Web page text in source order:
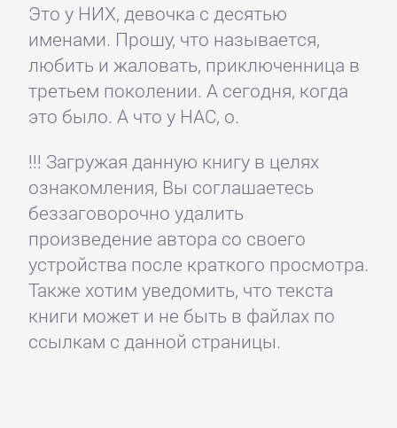
Это у НИХ, девочка с десятью
именами. Прошу, что называется,
любить и жаловать, приключенница в
третьем поколении. А сегодня, когда
это было. А что у НАС, о.
!!! Загружая данную книгу в целях
ознакомления, Вы соглашаетесь
беззаговорочно удалить
произведение автора со своего
устройства после краткого просмотра.
Также хотим уведомить, что текста
книги может и не быть в файлах по
ссылкам с данной страницы.